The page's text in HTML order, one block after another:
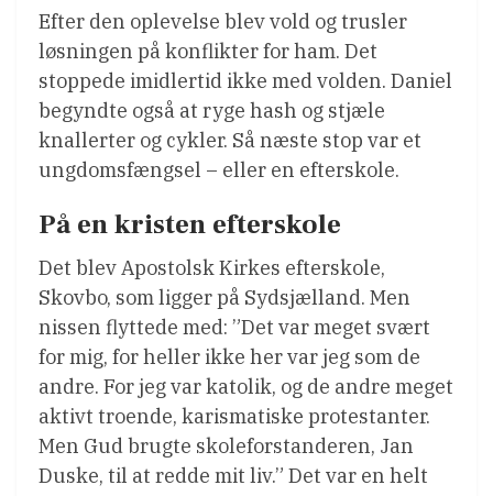
Efter den oplevelse blev vold og trusler
løsningen på konflikter for ham. Det
stoppede imidlertid ikke med volden. Daniel
begyndte også at ryge hash og stjæle
knallerter og cykler. Så næste stop var et
ungdomsfængsel – eller en efterskole.
På en kristen efterskole
Det blev Apostolsk Kirkes efterskole,
Skovbo, som ligger på Sydsjælland. Men
nissen flyttede med: ”Det var meget svært
for mig, for heller ikke her var jeg som de
andre. For jeg var katolik, og de andre meget
aktivt troende, karismatiske protestanter.
Men Gud brugte skoleforstanderen, Jan
Duske, til at redde mit liv.” Det var en helt